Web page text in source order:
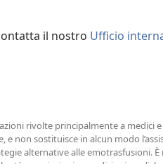
il nostro Ufficio
rivolte principalmente a
non sostituisce in alcun modo
alternative alle